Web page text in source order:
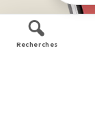
Recherches